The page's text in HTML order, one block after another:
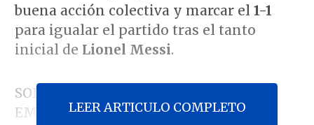
buena acción colectiva y marcar el 1-1
para igualar el partido tras el tanto
inicial de Lionel Messi.
SORPRESA PARA LA SELECCIÓN:
EMPATÓ CABO VERDE
LEER ARTICULO COMPLETO